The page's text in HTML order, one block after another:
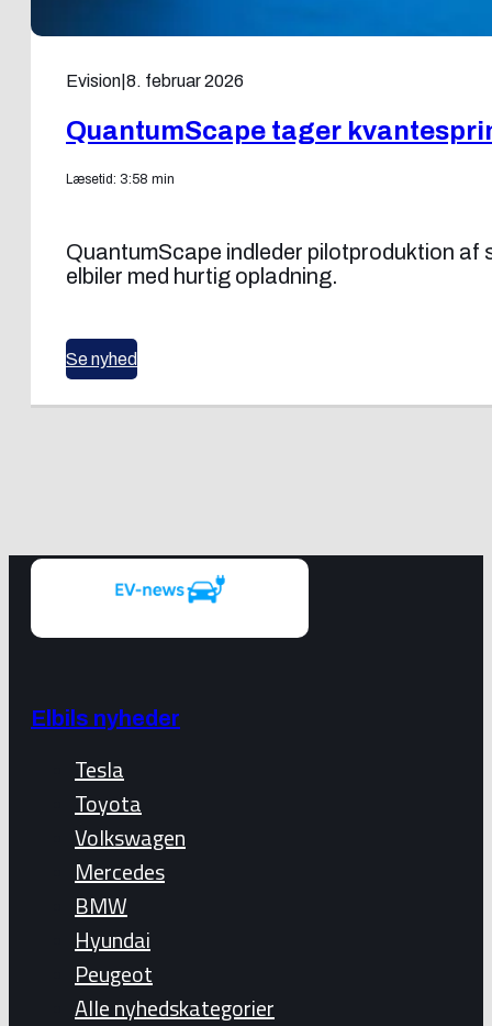
Evision 8. februar 2026
QuantumScape tager
Læsetid: 3:58 min
QuantumScape indleder pilotproduktion
elbiler med hurtig opladning.
Se nyhed
Elbils nyheder
Tesla
Toyota
Volkswagen
Mercedes
BMW
Hyundai
Peugeot
Alle nyhedskategorier